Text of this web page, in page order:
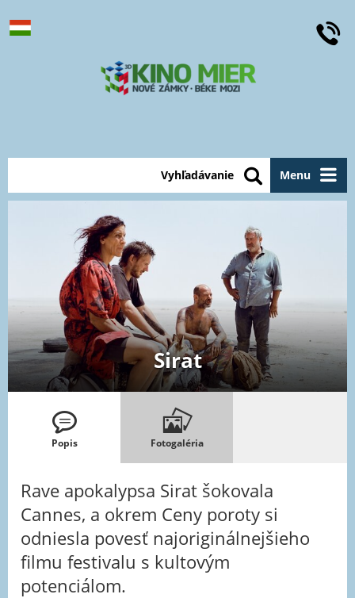
Menu
Vyhľadávanie
Sirat
Popis Fotogaléria
Rave apokalypsa Sirat šokovala
Cannes, a okrem Ceny poroty si
odniesla povesť najoriginálnejšieho
filmu festivalu s kultovým
potenciálom.